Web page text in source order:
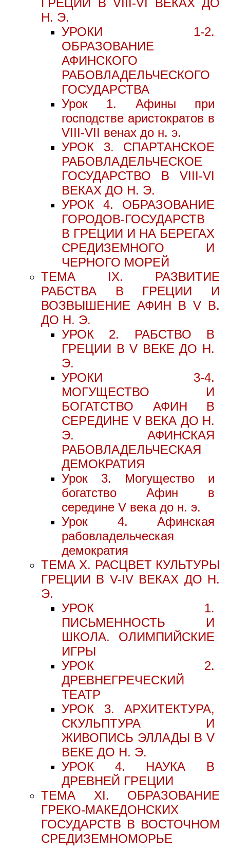
Н. Э.
УРОКИ 1-2.
ОБРАЗОВАНИЕ
АФИНСКОГО
РАБОВЛАДЕЛЬЧЕСКОГО
ГОСУДАРСТВА
Урок 1. Афины при
господстве аристократов в
VIII-VII венах до н. э.
УРОК 3. СПАРТАНСКОЕ
РАБОВЛАДЕЛЬЧЕСКОЕ
ГОСУДАРСТВО В VIII-VI
ВЕКАХ ДО Н. Э.
УРОК 4. ОБРАЗОВАНИЕ
ГОРОДОВ-ГОСУДАРСТВ
В ГРЕЦИИ И НА БЕРЕГАХ
СРЕДИЗЕМНОГО И
ЧЕРНОГО МОРЕЙ
ТЕМА IX. РАЗВИТИЕ
РАБСТВА В ГРЕЦИИ И
ВОЗВЫШЕНИЕ АФИН В V В.
ДО Н. Э.
УРОК 2. РАБСТВО В
ГРЕЦИИ В V ВЕКЕ ДО Н.
Э.
УРОКИ 3-4.
МОГУЩЕСТВО И
БОГАТСТВО АФИН В
СЕРЕДИНЕ V ВЕКА ДО Н.
Э. АФИНСКАЯ
РАБОВЛАДЕЛЬЧЕСКАЯ
ДЕМОКРАТИЯ
Урок 3. Могущество и
богатство Афин в
середине V века до н. э.
Урок 4. Афинская
рабовладельческая
демократия
ТЕМА X. РАСЦВЕТ КУЛЬТУРЫ
ГРЕЦИИ В V-IV ВЕКАХ ДО Н.
Э.
УРОК 1.
ПИСЬМЕННОСТЬ И
ШКОЛА. ОЛИМПИЙСКИЕ
ИГРЫ
УРОК 2.
ДРЕВНЕГРЕЧЕСКИЙ
ТЕАТР
УРОК 3. АРХИТЕКТУРА,
СКУЛЬПТУРА И
ЖИВОПИСЬ ЭЛЛАДЫ В V
ВЕКЕ ДО Н. Э.
УРОК 4. НАУКА В
ДРЕВНЕЙ ГРЕЦИИ
ТЕМА XI. ОБРАЗОВАНИЕ
ГРЕКО-МАКЕДОНСКИХ
ГОСУДАРСТВ В ВОСТОЧНОМ
СРЕДИЗЕМНОМОРЬЕ